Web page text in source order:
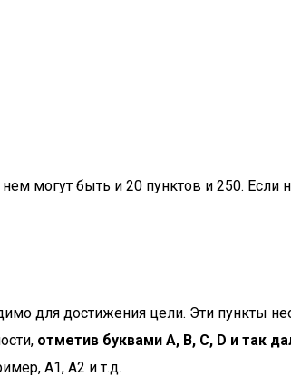
могут быть и 20 пунктов и 250.
для достижения цели. Эти пункты
отметив буквами A, B, C, D и так
А1, А2 и т.д.